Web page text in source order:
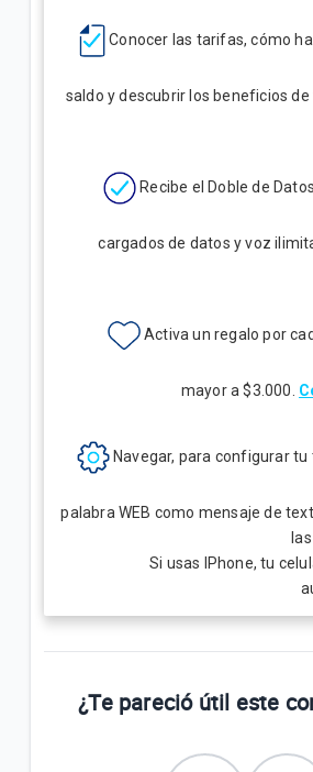
Conocer las tarifas, cómo
saldo y descubrir los beneficios de
Recibe el Doble de
cargados de datos y voz
Activa un regalo por
mayor a $3.000.
Navegar, para configurar tu
palabra WEB como mensaje de
Si usas IPhone, tu
¿Te pareció útil este